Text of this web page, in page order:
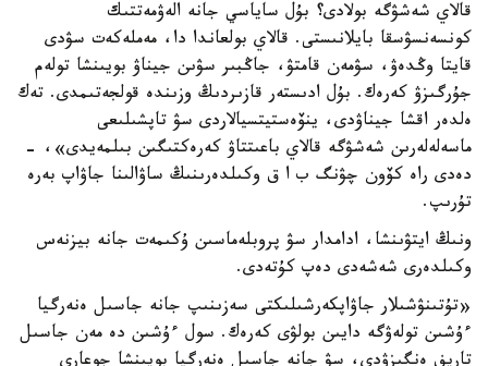
قالاي شەشۋگە بولادى؟ بۇل ساياسي جانە الەۋمەتتىك
كونسەنسۋسقا بايلانىستى. قالاي بولعاندا دا، مەملەكەت سۋدى
قايتا وڭدەۋ، سۋمەن قامتۋ، جاڭبىر سۋىن جيناۋ بويىنشا تولەم
جۇرگىزۋ كەرەك. بۇل ادىستەر قازىردىڭ وزىندە قولجەتىمدى. تەك
ەلدەر اقشا جيناۋدى، ينۆەستيتسيالاردى سۋ تاپشىلىعى
ماسەلەلەرىن شەشۋگە قالاي باعىتتاۋ كەرەكتىگىن بىلمەيدى»، -
دەدى راە كۆون چۋنگ ب ا ق وكىلدەرىنىڭ ساۋالىنا جاۋاپ بەرە
تۇرىپ.
ونىڭ ايتۋىنشا، ادامدار سۋ پروبلەماسىن ۇكىمەت جانە بيزنەس
وكىلدەرى شەشەدى دەپ كۇتەدى.
«تۇتىنۋشىلار جاۋاپكەرشىلىكتى سەزىنىپ جانە جاسىل ەنەرگيا
ءۇشىن تولەۋگە دايىن بولۋى كەرەك. سول ءۇشىن دە مەن جاسىل